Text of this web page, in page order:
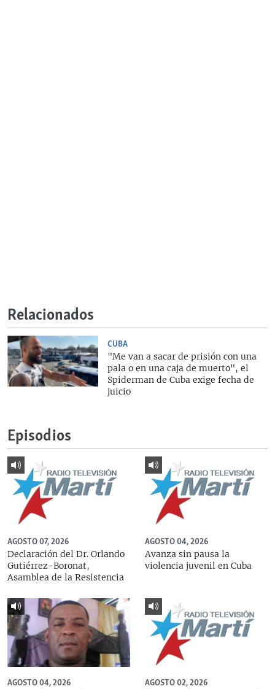
Relacionados
CUBA
"Me van a sacar de prisión con una
pala o en una caja de muerto", el
Spiderman de Cuba exige fecha de
juicio
Episodios
AGOSTO 07, 2026
Declaración del Dr. Orlando
Gutiérrez-Boronat,
Asamblea de la Resistencia
AGOSTO 04, 2026
Avanza sin pausa la
violencia juvenil en Cuba
AGOSTO 04, 2026
AGOSTO 02, 2026